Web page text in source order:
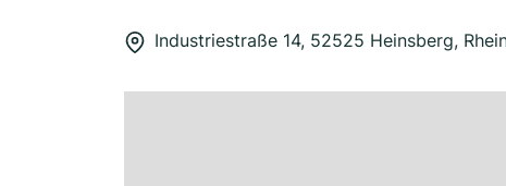
Industriestraße 14, 52525 Heinsberg,